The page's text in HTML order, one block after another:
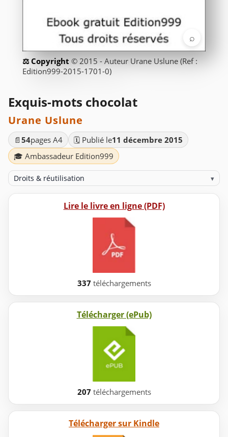
⌕
© 2015 - Auteur Urane Uslune (Ref :
Edition999-2015-1701-0)
Exquis-mots chocolat
Urane Uslune
📄 54pages A4 🗓️ Publié le11 décembre 2015
🎓 Ambassadeur Edition999
Droits & réutilisation ▾
Lire le livre en ligne (PDF)
337 téléchargements
Télécharger (ePub)
207 téléchargements
Télécharger sur Kindle